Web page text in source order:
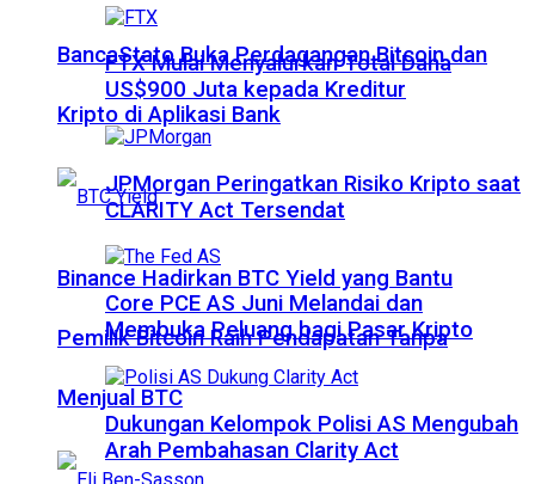
BancaStato Buka Perdagangan Bitcoin dan
Kripto di Aplikasi Bank
Binance Hadirkan BTC Yield yang Bantu
Pemilik Bitcoin Raih Pendapatan Tanpa
Menjual BTC
FTX Mulai Menyalurkan Total Dana
US$900 Juta kepada Kreditur
JPMorgan Peringatkan Risiko Kripto saat
CLARITY Act Tersendat
Core PCE AS Juni Melandai dan
Membuka Peluang bagi Pasar Kripto
Dukungan Kelompok Polisi AS Mengubah
Arah Pembahasan Clarity Act